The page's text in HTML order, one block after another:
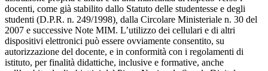
docenti, come già stabilito dallo Statuto delle studentesse e degli
studenti (D.P.R. n. 249/1998) dalla Circolare Ministeriale n. 30 del
2007 e successive Note MIM. L’utilizzo dei cellulari e di altri
dispositivi elettronici può essere ovviamente consentito, su
autorizzazione del docente, e in conformità con i regolamenti di
istituto, per finalità didattiche, inclusive e formative, anche